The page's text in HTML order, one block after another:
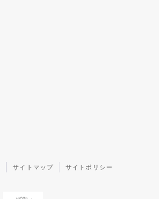
サイトマップ サイトポリシー